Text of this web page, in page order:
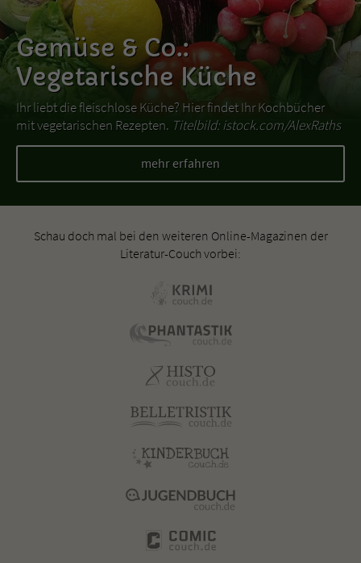
Gemüse & Co.:
Vegetarische Küche
Ihr liebt die fleischlose Küche? Hier findet Ihr Kochbücher
mit vegetarischen Rezepten. Titelbild: istock.com/AlexRaths
mehr erfahren
Schau doch mal bei den weiteren Online-Magazinen der
Literatur-Couch vorbei: